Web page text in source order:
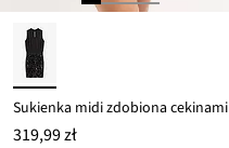
Sukienka midi zdobiona cekinami
319,99 zł